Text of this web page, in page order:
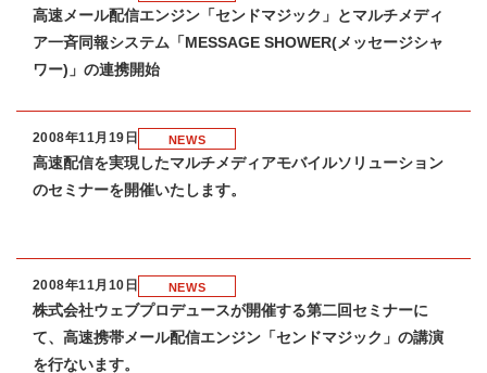
高速メール配信エンジン「センドマジック」とマルチメディ
ア一斉同報システム「MESSAGE SHOWER(メッセージシャ
ワー)」の連携開始
2008年11月19日 NEWS
高速配信を実現したマルチメディアモバイルソリューション
のセミナーを開催いたします。
2008年11月10日 NEWS
株式会社ウェブプロデュースが開催する第二回セミナーに
て、高速携帯メール配信エンジン「センドマジック」の講演
を行ないます。